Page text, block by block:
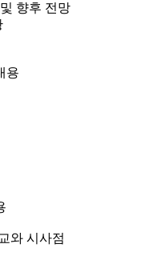
향후 전망
용
와 시사점